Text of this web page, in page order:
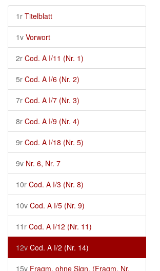
1r Titelblatt
1v Vorwort
2r Cod. A I/11 (Nr. 1)
5r Cod. A I/6 (Nr. 2)
7r Cod. A I/7 (Nr. 3)
8r Cod. A I/9 (Nr. 4)
9r Cod. A I/18 (Nr. 5)
9v Nr. 6, Nr. 7
10r Cod. A I/3 (Nr. 8)
10v Cod. A I/5 (Nr. 9)
11r Cod. A I/12 (Nr. 11)
12v Cod. A I/2 (Nr. 14)
15v Fragm. ohne Sign. (Fragm. Nr.